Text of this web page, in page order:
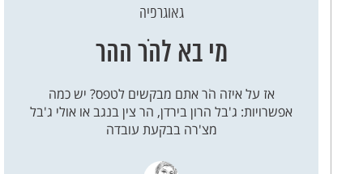
גאוגרפיה
מי בא להֹר ההר
אז על איזה הֹר אתם מבקשים לטפס? יש כמה
אפשרויות: ג'בל הרון בירדן, הר צין בנגב או אולי ג'בל
מצ'רה בבקעת עובדה